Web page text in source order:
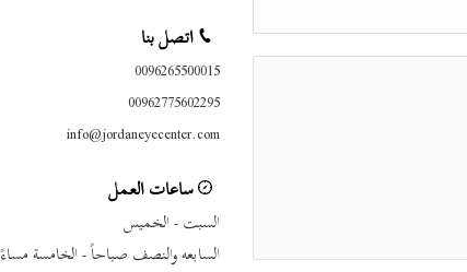
اتصل بنا
0096265500015
00962775602295
info@jordaneyecenter.com
ساعات العمل
السبت - الخميس
السابعه والنصف صباحاً - الخامسة مساءً